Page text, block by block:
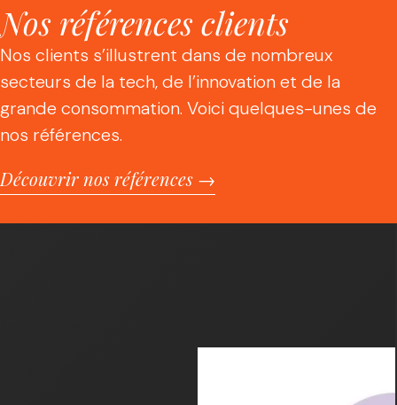
Nos références clients
Découvrir nos références →
Nos clients s’illustrent dans de nombreux
secteurs de la tech, de l’innovation et de la
grande consommation. Voici quelques-unes de
nos références.